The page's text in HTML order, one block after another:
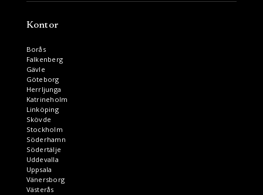
Kontor
Borås
Falkenberg
Gävle
Göteborg
Herrljunga
Katrineholm
Linköping
Skövde
Stockholm
Söderhamn
Södertälje
Uddevalla
Uppsala
Vänersborg
Västerås